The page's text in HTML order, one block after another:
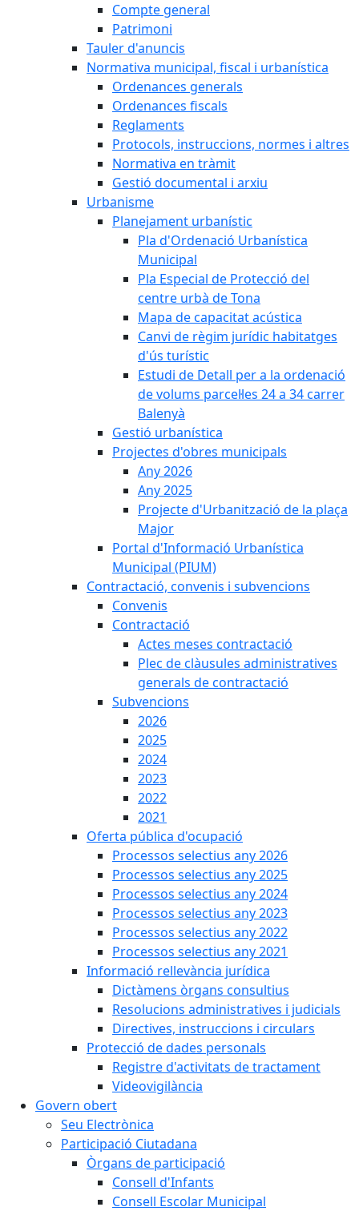
Compte general
Patrimoni
Tauler d'anuncis
Normativa municipal, fiscal i urbanística
Ordenances generals
Ordenances fiscals
Reglaments
Protocols, instruccions, normes i altres
Normativa en tràmit
Gestió documental i arxiu
Urbanisme
Planejament urbanístic
Pla d'Ordenació Urbanística
Municipal
Pla Especial de Protecció del
centre urbà de Tona
Mapa de capacitat acústica
Canvi de règim jurídic habitatges
d'ús turístic
Estudi de Detall per a la ordenació
de volums parcel·les 24 a 34 carrer
Balenyà
Gestió urbanística
Projectes d'obres municipals
Any 2026
Any 2025
Projecte d'Urbanització de la plaça
Major
Portal d'Informació Urbanística
Municipal (PIUM)
Contractació, convenis i subvencions
Convenis
Contractació
Actes meses contractació
Plec de clàusules administratives
generals de contractació
Subvencions
2026
2025
2024
2023
2022
2021
Oferta pública d'ocupació
Processos selectius any 2026
Processos selectius any 2025
Processos selectius any 2024
Processos selectius any 2023
Processos selectius any 2022
Processos selectius any 2021
Informació rellevància jurídica
Dictàmens òrgans consultius
Resolucions administratives i judicials
Directives, instruccions i circulars
Protecció de dades personals
Registre d'activitats de tractament
Videovigilància
Govern obert
Seu Electrònica
Participació Ciutadana
Òrgans de participació
Consell d'Infants
Consell Escolar Municipal